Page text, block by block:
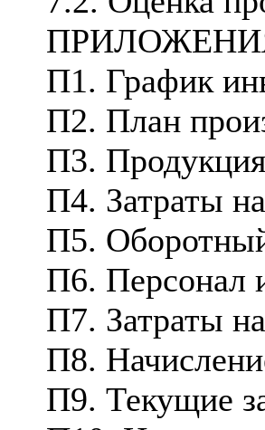
П1. График
П2. План
П3.
П4. Затраты
П5.
П6. Персонал
П7. Затраты
П8.
П9. Текущие